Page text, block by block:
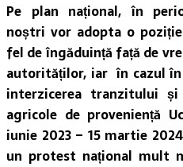
Pe plan național, în
noștri vor adopta o
fel de îngăduință față de
autorităților, iar în cazul în
interzicerea tranzitului
agricole de proveniență
iunie 2023 – 15 martie
un protest național mult